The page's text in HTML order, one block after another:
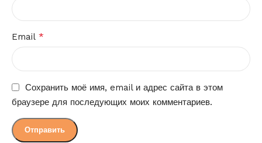
Email *
Сохранить моё имя, email и адрес сайта в этом
браузере для последующих моих комментариев.